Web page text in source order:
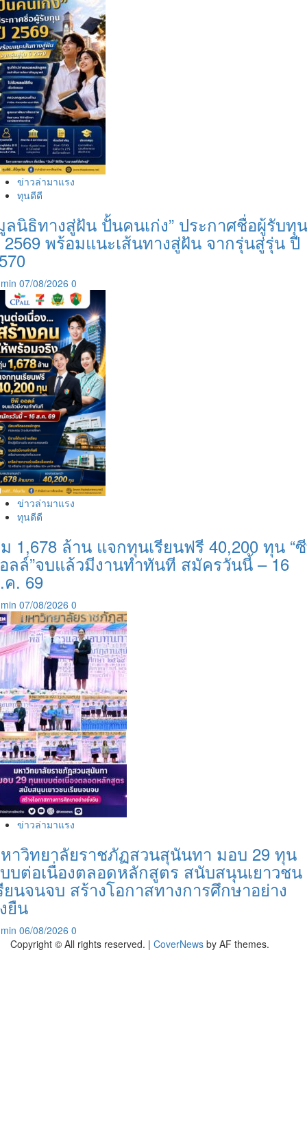
ข่าวล่ามาแรง
ทุนดีดี
ลนิธิทางสู่ฝัน ปั้นคนเก่ง” ประกาศชื่อผู้รับทุน
พร้อมแนะเส้นทางสู่ฝัน จากรุ่นสู่รุ่น ปี
07/08/2026 0
ข่าวล่ามาแรง
ทุนดีดี
1,678 ล้าน แจกทุนเรียนฟรี 40,200 ทุน “
ลล์”จบแล้วมีงานทำทันที สมัครวันนี้ – 16
. 69
07/08/2026 0
ข่าวล่ามาแรง
าวิทยาลัยราชภัฏสวนสุนันทา มอบ 29 ทุน
บต่อเนื่องตลอดหลักสูตร สนับสนุนเยาวชน
ยนจนจบ สร้างโอกาสทางการศึกษาอย่าง
ยืน
06/08/2026 0
Copyright © All rights reserved. | CoverNews by AF themes.